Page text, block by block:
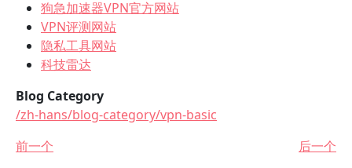
狗急加速器VPN官方网站
VPN评测网站
隐私工具网站
科技雷达
Blog Category
/zh-hans/blog-category/vpn-basic
前一个
后一个